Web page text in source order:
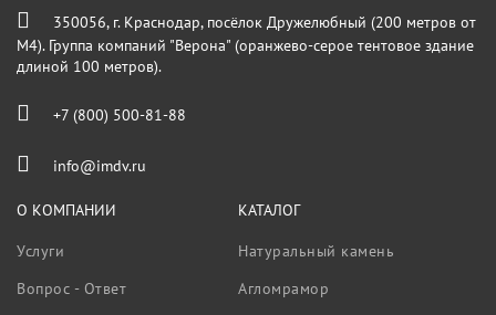
350056, г. Краснодар, посёлок Дружелюбный (200 метров от
М4). Группа компаний "Верона" (оранжево-серое тентовое здание
длиной 100 метров).
+7 (800) 500-81-88
info@imdv.ru
О КОМПАНИИ
Услуги
Вопрос - Ответ
КАТАЛОГ
Натуральный камень
Агломрамор